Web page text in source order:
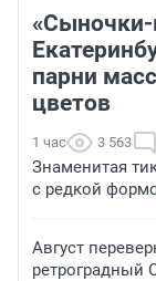
«Сыночки-
парни
цветов
1 час 3 563
Знаменитая
с редкой
Август
ретроградный